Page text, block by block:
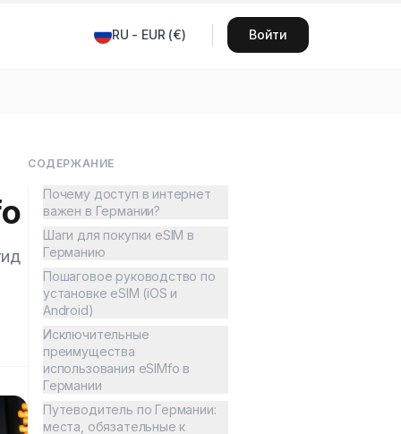
RU - EUR (€) Войти
СОДЕРЖАНИЕ
Почему доступ в интернет
важен в Германии?
Шаги для покупки eSIM в
Германию
Пошаговое руководство по
установке eSIM (iOS и
Android)
Исключительные
преимущества
использования eSIMfo в
Германии
Путеводитель по Германии:
места, обязательные к